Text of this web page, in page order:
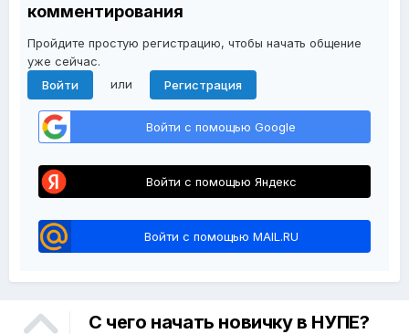
комментирования
Пройдите простую регистрацию, чтобы начать общение
уже сейчас.
Войти
или Регистрация
Войти с помощью Google
Войти с помощью Яндекс
Войти с помощью MAIL.RU
С чего начать новичку в НУПЕ?